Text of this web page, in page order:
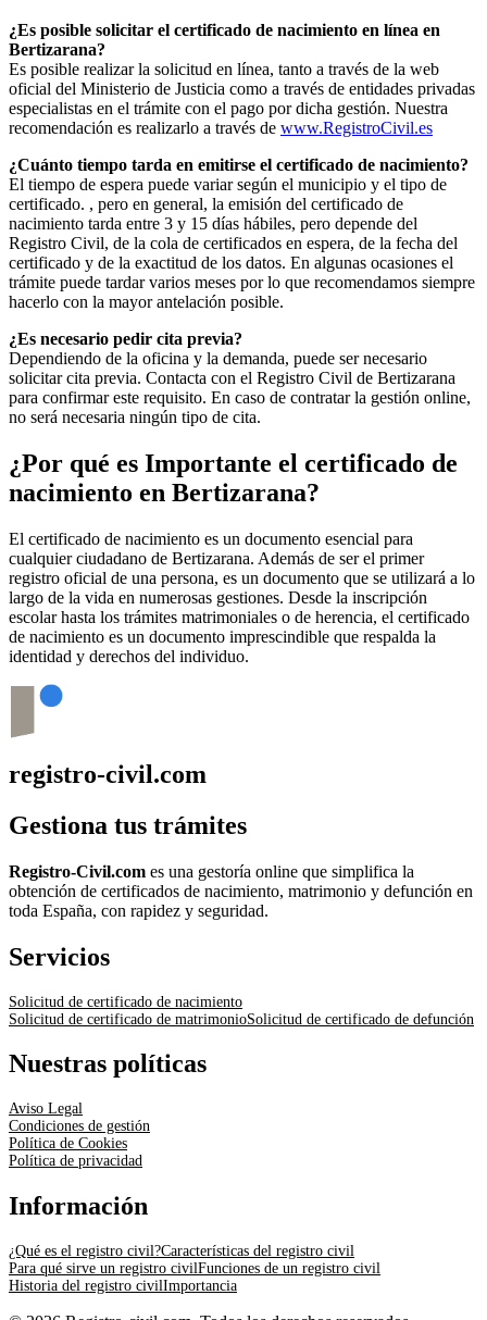
¿Es posible solicitar el certificado de nacimiento en línea en
Bertizarana?
Es posible realizar la solicitud en línea, tanto a través de la web
oficial del Ministerio de Justicia como a través de entidades privadas
especialistas en el trámite con el pago por dicha gestión. Nuestra
recomendación es realizarlo a través de www.RegistroCivil.es
¿Cuánto tiempo tarda en emitirse el certificado de nacimiento?
El tiempo de espera puede variar según el municipio y el tipo de
certificado. , pero en general, la emisión del certificado de
nacimiento tarda entre 3 y 15 días hábiles, pero depende del
Registro Civil, de la cola de certificados en espera, de la fecha del
certificado y de la exactitud de los datos. En algunas ocasiones el
trámite puede tardar varios meses por lo que recomendamos siempre
hacerlo con la mayor antelación posible.
¿Es necesario pedir cita previa?
Dependiendo de la oficina y la demanda, puede ser necesario
solicitar cita previa. Contacta con el Registro Civil de Bertizarana
para confirmar este requisito. En caso de contratar la gestión online,
no será necesaria ningún tipo de cita.
¿Por qué es Importante el certificado de
nacimiento en Bertizarana?
El certificado de nacimiento es un documento esencial para
cualquier ciudadano de Bertizarana. Además de ser el primer
registro oficial de una persona, es un documento que se utilizará a lo
largo de la vida en numerosas gestiones. Desde la inscripción
escolar hasta los trámites matrimoniales o de herencia, el certificado
de nacimiento es un documento imprescindible que respalda la
identidad y derechos del individuo.
registro-civil.com
Gestiona tus trámites
Registro-Civil.com es una gestoría online que simplifica la
obtención de certificados de nacimiento, matrimonio y defunción en
toda España, con rapidez y seguridad.
Servicios
Solicitud de certificado de nacimiento
Solicitud de certificado de matrimonioSolicitud de certificado de defunción
Nuestras políticas
Aviso Legal
Condiciones de gestión
Política de Cookies
Política de privacidad
Información
¿Qué es el registro civil?Características del registro civil
Para qué sirve un registro civilFunciones de un registro civil
Historia del registro civilImportancia